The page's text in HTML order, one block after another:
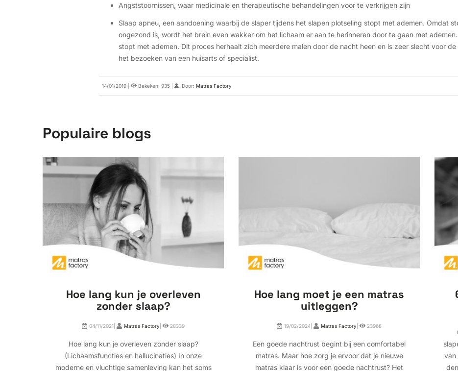
Angststoornissen, waar medicinale en therapeutische behandelingen voor te verkrijgen zijn
Slaap apneu, een aandoening waarbij de slaper tijdens het slapen plotseling stopt met ademen. Omdat
ongezond is, wordt het brein even wakker om het lichaam er aan te herinneren door te gaan met
stopt met ademen. Dit proces herhaalt zich meerdere malen door de nacht heen en is zeer slecht voor
het bezoeken van een huisarts of specialist.
14/01/2019 Bekeken: 935 Door: Matras Factory
Populaire blogs
Hoe lang kun je overleven
zonder slaap?
04/11/2021| Matras Factory 28339
Hoe lang kun je overleven zonder slaap?
(Lichaamsfuncties en hallucinaties) In onze
moderne en vluchtige samenleving kan het soms
Hoe lang moet je een matras
uitleggen?
19/02/2024| Matras Factory 23968
Een goede nachtrust begint bij een comfortabel
matras. Maar hoe zorg je ervoor dat je nieuwe
matras klaar is voor een goede nachtrust? Het
van